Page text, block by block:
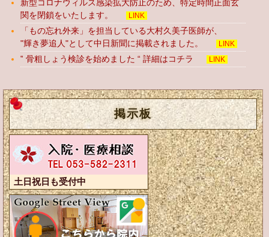
新型コロナウィルス感染拡大防止のため、特定時間正面玄
関を閉鎖をいたします。
LINK
「もの忘れ外来」を担当している大村久美子医師が、
"輝き夢追人"として中日新聞に掲載されました。
LINK
‟ 骨粗しょう検診を始めました “ 詳細はコチラ LINK
掲示板
土日祝日も受付中